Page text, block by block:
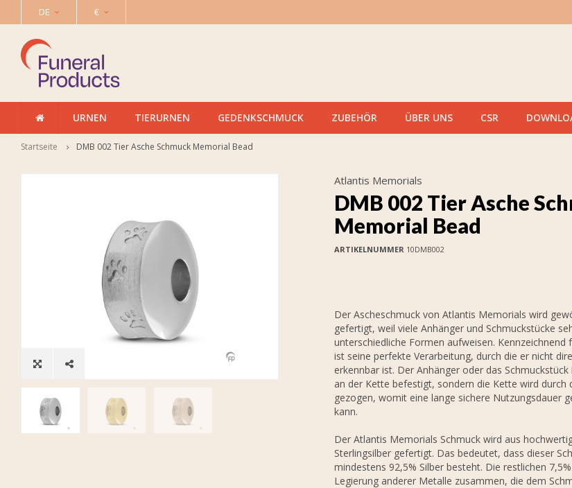
DE €
URNEN TIERURNEN GEDENKSCHMUCK ZUBEHÖR ÜBER UNS CSR
Startseite DMB 002 Tier Asche Schmuck Memorial Bead
Atlantis Memorials
DMB 002 Tier Asche
Memorial Bead
ARTIKELNUMMER10DMB002
Der Ascheschmuck von Atlantis Memorials wird
gefertigt, weil viele Anhänger und Schmuckstücke
unterschiedliche Formen aufweisen. Kennzeichnend
ist seine perfekte Verarbeitung, durch die er nicht
erkennbar ist. Der Anhänger oder das
an der Kette befestigt, sondern die Kette wird durch
gezogen, womit eine lange sichere Nutzungsdauer
kann.
Der Atlantis Memorials Schmuck wird aus
Sterlingsilber gefertigt. Das bedeutet, dass dieser
mindestens 92,5% Silber besteht. Die restlichen
Legierung anderer Metalle zusammen, die dem